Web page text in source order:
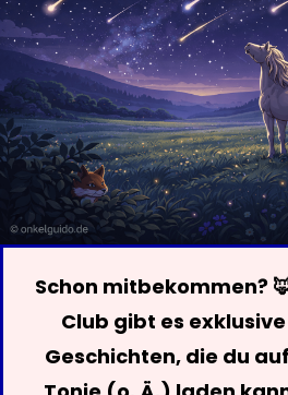
Schon mitbekommen?
Club gibt es
Geschichten, die du